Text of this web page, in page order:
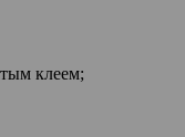
клеем;